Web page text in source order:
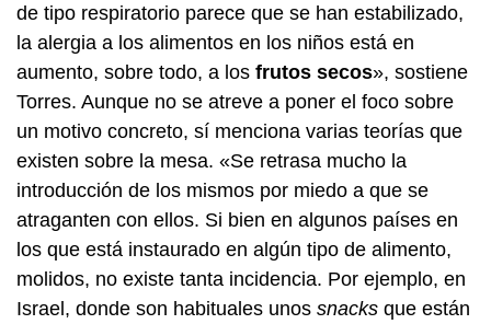
de tipo respiratorio parece que se han estabilizado,
la alergia a los alimentos en los niños está en
aumento, sobre todo, a los frutos secos», sostiene
Torres. Aunque no se atreve a poner el foco sobre
un motivo concreto, sí menciona varias teorías que
existen sobre la mesa. «Se retrasa mucho la
introducción de los mismos por miedo a que se
atraganten con ellos. Si bien en algunos países en
los que está instaurado en algún tipo de alimento,
molidos, no existe tanta incidencia. Por ejemplo, en
Israel, donde son habituales unos snacks que están